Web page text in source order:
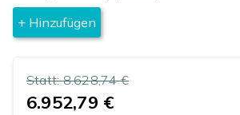
+ Hinzufügen
Statt:8.628,74 €
6.952,79 €